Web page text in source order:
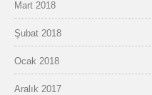
Mart 2018
Şubat 2018
Ocak 2018
Aralık 2017